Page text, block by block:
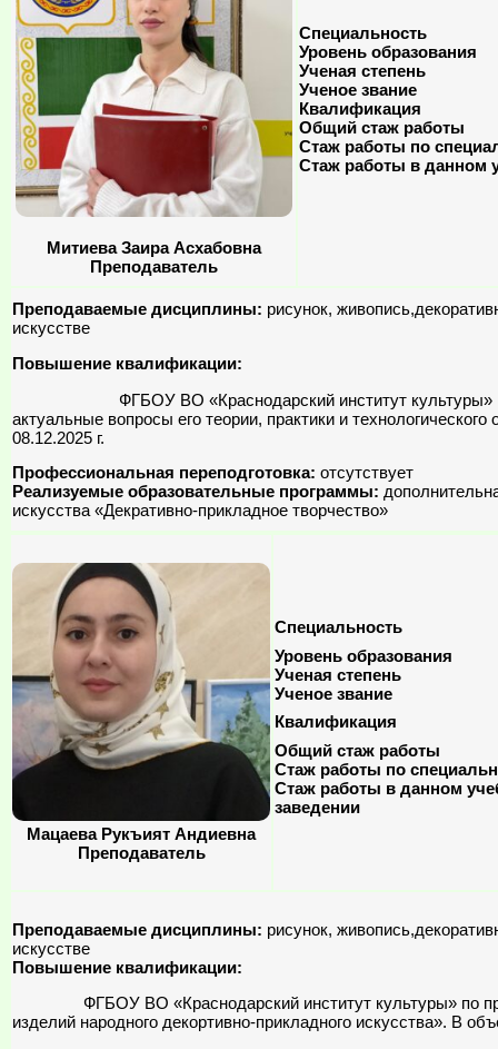
Митиева Заира Асхабовна
Преподаватель
Специальность
Уровень образования
Ученая степень
Ученое звание
Квалификация
Общий стаж работы
Стаж работы по
Стаж работы в данном
Преподаваемые дисциплины: рисунок,
искусстве
Повышение квалификации:
ФГБОУ ВО «Краснодарский институт культуры» по
актуальные вопросы его теории, практики и
08.12.2025 г.
Профессиональная переподготовка: отсутствует
Реализуемые образовательные программы:
искусства «Декративно-прикладное творчество»
Мацаева Рукъият Андиевна
Преподаватель
Специальность
Уровень образования
Ученая степень
Ученое звание
Квалификация
Общий стаж работы
Стаж работы по
Стаж работы в данном
заведении
Преподаваемые дисциплины: рисунок,
искусстве
Повышение квалификации:
ФГБОУ ВО «Краснодарский институт культуры» по
изделий народного декортивно-прикладного искусства». В